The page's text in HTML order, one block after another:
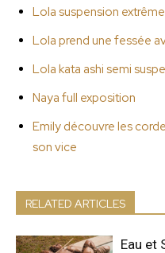
Lola suspension
Lola prend une fessée
Lola kata ashi semi
Naya full exposition
Emily découvre les
son vice
RELATED ARTICLES
Eau et